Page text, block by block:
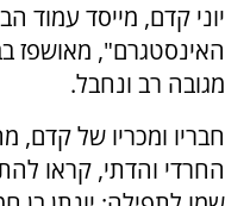
יוני קדם, מייסד עמוד
האינסטגרם", מאושפז
מגובה רב ונחבל.
חבריו ומכריו של קדם,
החרדי והדתי, קראו